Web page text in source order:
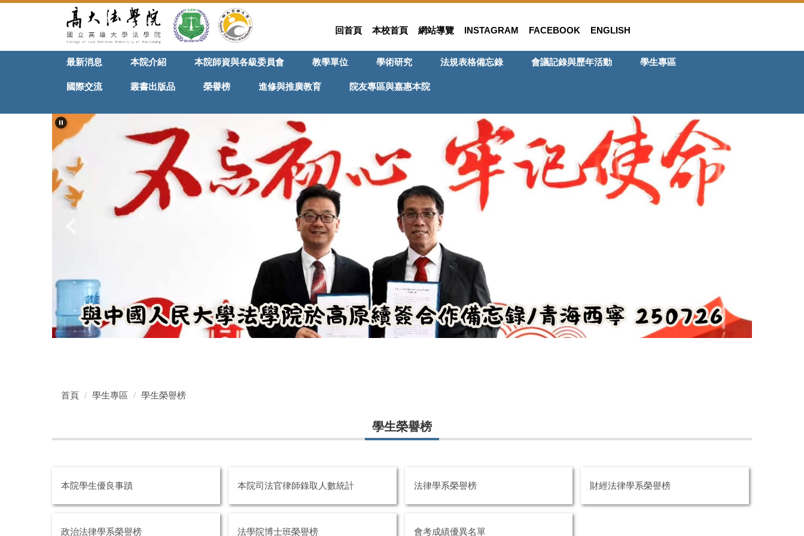
要
回首頁 本校首頁 網站導覽 INSTAGRAM FACEBOOK ENGLISH
最新消息 本院介紹 本院師資與各級委員會 教學單位 學術研究 法規表格備忘錄 會議記錄與歷年活動 學生專區
國際交流 叢書出版品 榮譽榜 進修與推廣教育 院友專區與嘉惠本院
首頁 學生專區 學生榮譽榜
學生榮譽榜
本院學生優良事蹟 本院司法官律師錄取人數統計 法律學系榮譽榜 財經法律學系榮譽榜
政治法律學系榮譽榜 法學院博士班榮譽榜 會考成績優異名單